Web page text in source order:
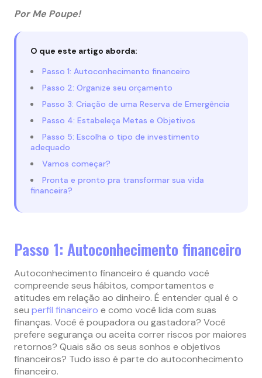
Por Me Poupe!
O que este artigo aborda:
Passo 1: Autoconhecimento financeiro
Passo 2: Organize seu orçamento
Passo 3: Criação de uma Reserva de Emergência
Passo 4: Estabeleça Metas e Objetivos
Passo 5: Escolha o tipo de investimento
adequado
Vamos começar?
Pronta e pronto pra transformar sua vida
financeira?
Passo 1: Autoconhecimento financeiro
Autoconhecimento financeiro é quando você
compreende seus hábitos, comportamentos e
atitudes em relação ao dinheiro. É entender qual é o
seu perfil financeiro e como você lida com suas
finanças. Você é poupadora ou gastadora? Você
prefere segurança ou aceita correr riscos por maiores
retornos? Quais são os seus sonhos e objetivos
financeiros? Tudo isso é parte do autoconhecimento
financeiro.